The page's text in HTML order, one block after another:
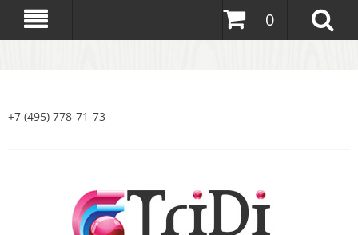
0
+7 (495) 778-71-73